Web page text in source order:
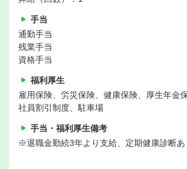
手当
通勤手当
残業手当
資格手当
福利厚生
雇用保険、労災保険、健康保険、厚生年金
社員割引制度、駐車場
手当・福利厚生備考
※退職金勤続3年より支給、定期健康診断あ